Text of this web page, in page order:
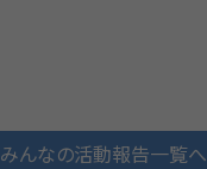
みんなの活動報告一覧へ